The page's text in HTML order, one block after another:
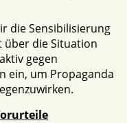
die Sensibilisierung
über die Situation
gegen
ein, um Propaganda